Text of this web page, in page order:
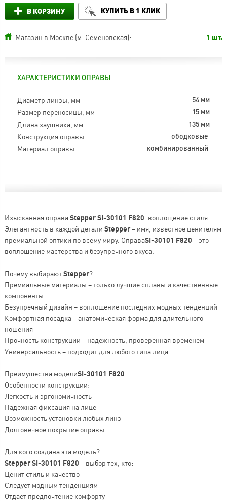
В КОРЗИНУ КУПИТЬ В 1 КЛИК
Магазин в Москве (м. Семеновская): 1 шт.
ХАРАКТЕРИСТИКИ ОПРАВЫ
Диаметр линзы, мм 54 мм
Размер переносицы, мм 15 мм
Длина заушника, мм 135 мм
Конструкция оправы ободковые
Материал оправы комбинированный
Изысканная оправаStepper SI-30101 F820: воплощение стиля
Элегантность в каждой детали Stepper– имя, известное ценителям
премиальной оптики по всему миру. ОправаSI-30101 F820 – это
воплощение мастерства и безупречного вкуса.
Почему выбираютStepper?
Премиальные материалы – только лучшие сплавы и качественные
компоненты
Безупречный дизайн – воплощение последних модных тенденций
Комфортная посадка – анатомическая форма для длительного
ношения
Прочность конструкции – надежность, проверенная временем
Универсальность – подходит для любого типа лица
Преимущества моделиSI-30101 F820
Особенности конструкции:
Легкость и эргономичность
Надежная фиксация на лице
Возможность установки любых линз
Долговечное покрытие оправы
Для кого создана эта модель?
Stepper SI-30101 F820 – выбор тех, кто:
Ценит стиль и качество
Следует модным тенденциям
Отдает предпочтение комфорту